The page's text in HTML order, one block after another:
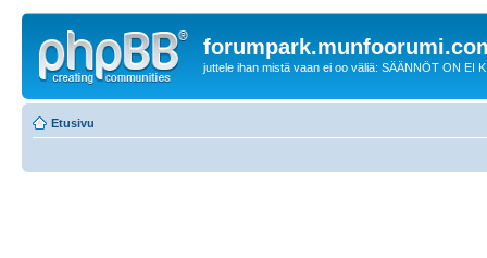
juttele ihan mistä vaan ei oo väliä: SÄÄNNÖT ON EI
Etusivu